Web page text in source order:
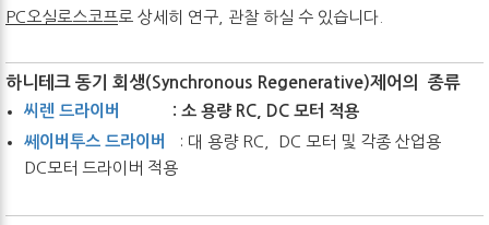
PC오실로스코프 로 상세히 연구, 관찰 하실 수 있습니다.
하니테크 동기 회생(Synchronous Regenerative)제어의 종류
씨렌 드라이버
: 소 용량 RC, DC 모터 적용
쎄이버투스 드라이버
: 대 용량 RC, DC 모터 및 각종 산업용
DC모터 드라이버 적용